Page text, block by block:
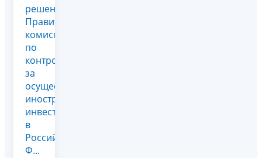
решении
Правительственной
комиссии
по
контролю
за
осуществлением
иностранных
инвестиций
в
Российской
Ф...